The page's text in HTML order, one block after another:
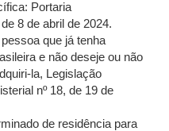
Portaria
8 de abril de 2024.
que já tenha
e não deseje ou não
la, Legislação
nº 18, de 19 de
de residência para